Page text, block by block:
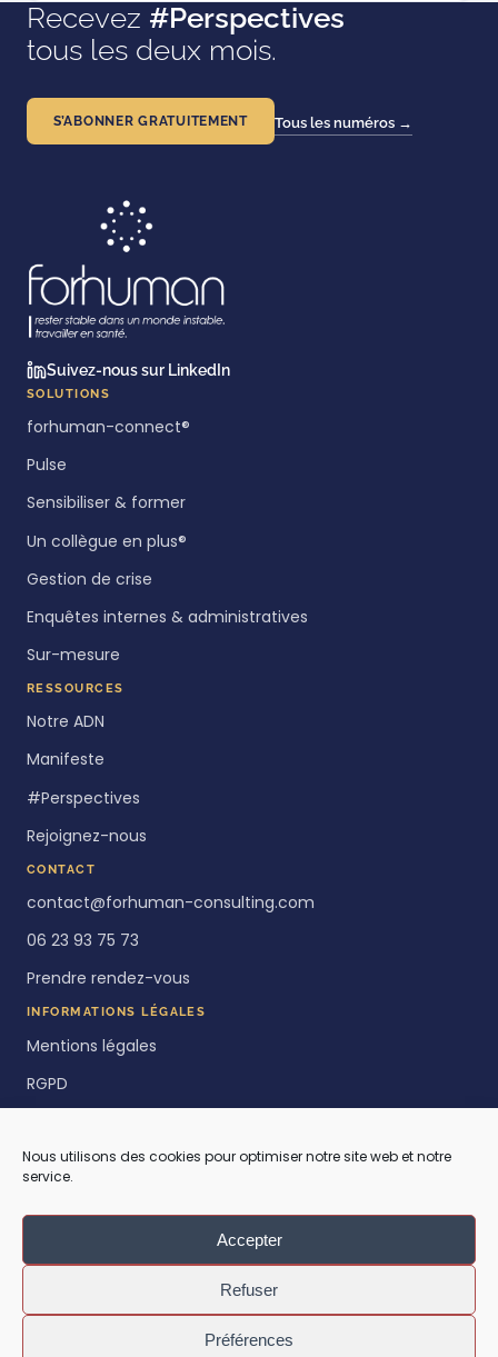
Nous utilisons des cookies pour optimiser notre site web et notre
service.
Accepter
Refuser
Préférences
Recevez #Perspectives
tous les deux mois.
S’ABONNER GRATUITEMENT Tous les numéros →
Suivez-nous sur LinkedIn
SOLUTIONS
forhuman-connect®
Pulse
Sensibiliser & former
Un collègue en plus®
Gestion de crise
Enquêtes internes & administratives
Sur-mesure
RESSOURCES
Notre ADN
Manifeste
#Perspectives
Rejoignez-nous
CONTACT
contact@forhuman-consulting.com
06 23 93 75 73
Prendre rendez-vous
INFORMATIONS LÉGALES
Mentions légales
RGPD
© 2026 forhuman. Tous droits réservés. · Paris · Rennes